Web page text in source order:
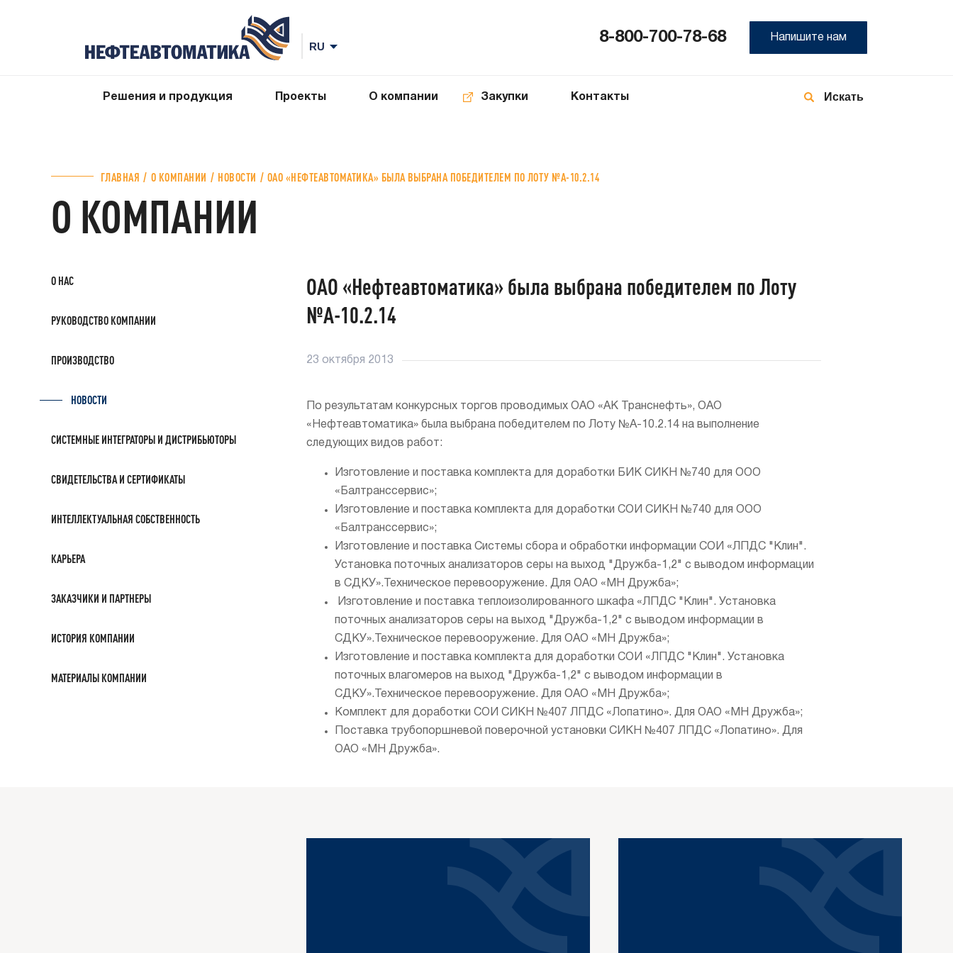
8-800-700-78-68 Напишите нам
Решения и продукция Проекты О компании Закупки Контакты
ГЛАВНАЯ О КОМПАНИИ НОВОСТИ ОАО «НЕФТЕАВТОМАТИКА» БЫЛА ВЫБРАНА ПОБЕДИТЕЛЕМ ПО ЛОТУ №А-10.2.14
О КОМПАНИИ
О НАС
РУКОВОДСТВО КОМПАНИИ
ПРОИЗВОДСТВО
НОВОСТИ
СИСТЕМНЫЕ ИНТЕГРАТОРЫ И ДИСТРИБЬЮТОРЫ
СВИДЕТЕЛЬСТВА И СЕРТИФИКАТЫ
ИНТЕЛЛЕКТУАЛЬНАЯ СОБСТВЕННОСТЬ
КАРЬЕРА
ЗАКАЗЧИКИ И ПАРТНЕРЫ
ИСТОРИЯ КОМПАНИИ
МАТЕРИАЛЫ КОМПАНИИ
ОАО «Нефтеавтоматика» была выбрана победителем по Лоту
№А-10.2.14
23 октября 2013
По результатам конкурсных торгов проводимых ОАО «АК Транснефть», ОАО
«Нефтеавтоматика» была выбрана победителем по Лоту №А-10.2.14 на выполнение
следующих видов работ:
Изготовление и поставка комплекта для доработки БИК СИКН №740 для ООО
«Балтранссервис»;
Изготовление и поставка комплекта для доработки СОИ СИКН №740 для ООО
«Балтранссервис»;
Изготовление и поставка Системы сбора и обработки информации СОИ «ЛПДС "Клин".
Установка поточных анализаторов серы на выход "Дружба-1,2" с выводом информации
в СДКУ».Техническое перевооружение. Для ОАО «МН Дружба»;
Изготовление и поставка теплоизолированного шкафа «ЛПДС "Клин". Установка
поточных анализаторов серы на выход "Дружба-1,2" с выводом информации в
СДКУ».Техническое перевооружение. Для ОАО «МН Дружба»;
Изготовление и поставка комплекта для доработки СОИ «ЛПДС "Клин". Установка
поточных влагомеров на выход "Дружба-1,2" с выводом информации в
СДКУ».Техническое перевооружение. Для ОАО «МН Дружба»;
Комплект для доработки СОИ СИКН №407 ЛПДС «Лопатино». Для ОАО «МН Дружба»;
Поставка трубопоршневой поверочной установки СИКН №407 ЛПДС «Лопатино». Для
ОАО «МН Дружба».